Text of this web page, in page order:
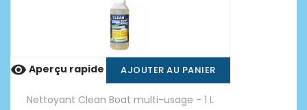
 Aperçu rapide AJOUTER AU PANIER
Nettoyant Clean Boat multi-usage - 1 L